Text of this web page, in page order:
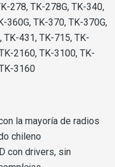
278, TK-278G, TK-340,
360G, TK-370, TK-370G,
TK-431, TK-715, TK-
2160, TK-3100, TK-
3160
la mayoría de radios
chileno
con drivers, sin